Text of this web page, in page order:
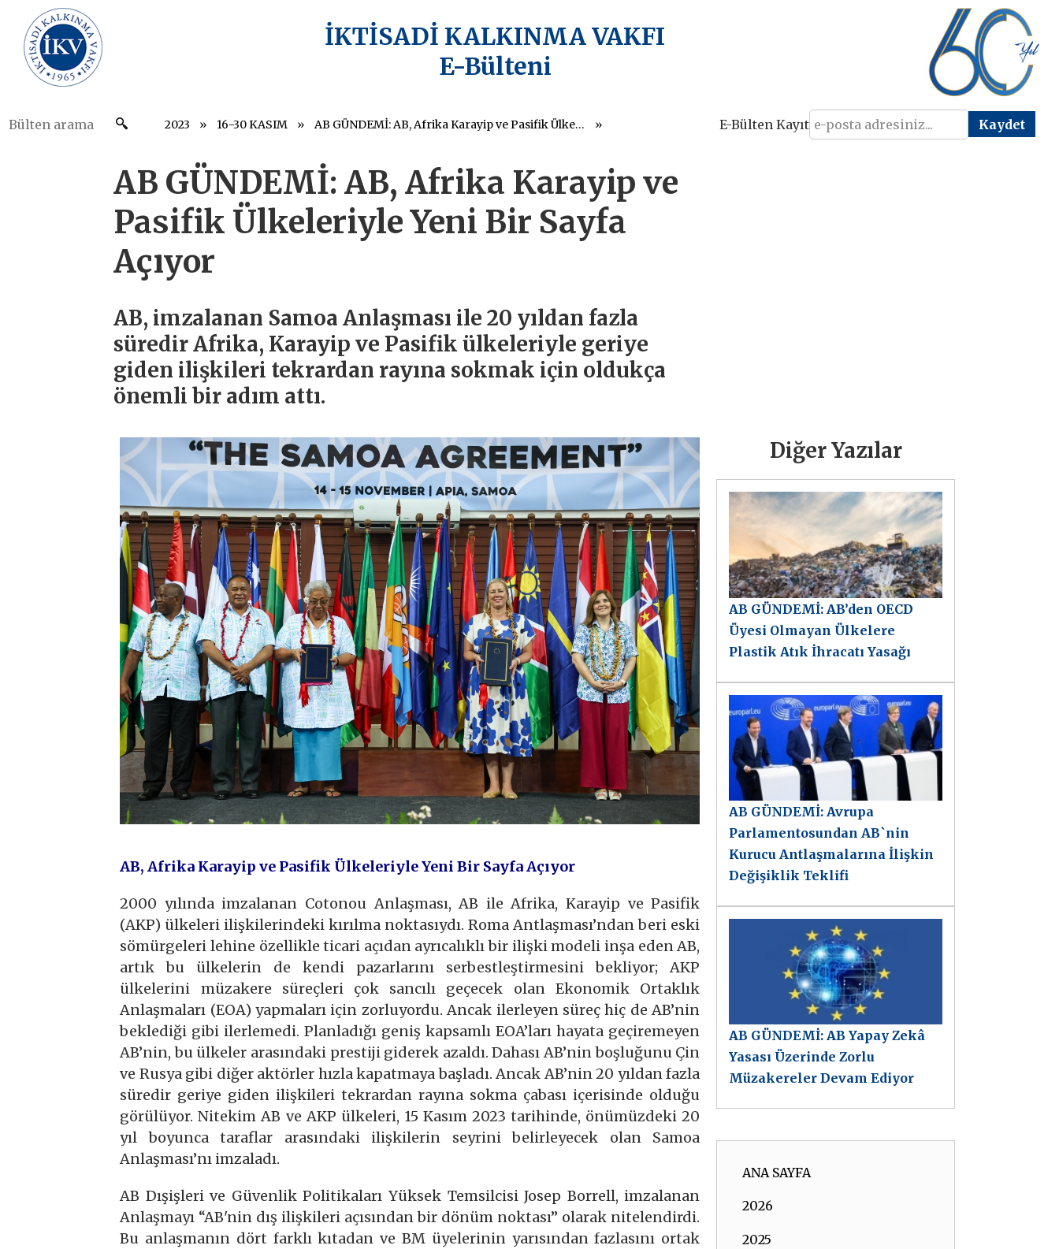
İKTİSADİ KALKINMA VAKFI
E-Bülteni
2023 16-30 KASIM AB GÜNDEMİ: AB, Afrika Karayip ve Pasifik Ülkeleriyle Yeni Bir Sayfa Açıyor E-Bülten Kayıt
AB GÜNDEMİ: AB, Afrika Karayip ve
Pasifik Ülkeleriyle Yeni Bir Sayfa
Açıyor
AB, imzalanan Samoa Anlaşması ile 20 yıldan fazla
süredir Afrika, Karayip ve Pasifik ülkeleriyle geriye
giden ilişkileri tekrardan rayına sokmak için oldukça
önemli bir adım attı.
AB, Afrika Karayip ve Pasifik Ülkeleriyle Yeni Bir Sayfa Açıyor
2000 yılında imzalanan Cotonou Anlaşması, AB ile Afrika, Karayip ve Pasifik
(AKP) ülkeleri ilişkilerindeki kırılma noktasıydı. Roma Antlaşması’ndan beri eski
sömürgeleri lehine özellikle ticari açıdan ayrıcalıklı bir ilişki modeli inşa eden AB,
artık bu ülkelerin de kendi pazarlarını serbestleştirmesini bekliyor; AKP
ülkelerini müzakere süreçleri çok sancılı geçecek olan Ekonomik Ortaklık
Anlaşmaları (EOA) yapmaları için zorluyordu. Ancak ilerleyen süreç hiç de AB’nin
beklediği gibi ilerlemedi. Planladığı geniş kapsamlı EOA’ları hayata geçiremeyen
AB’nin, bu ülkeler arasındaki prestiji giderek azaldı. Dahası AB’nin boşluğunu Çin
ve Rusya gibi diğer aktörler hızla kapatmaya başladı. Ancak AB’nin 20 yıldan fazla
süredir geriye giden ilişkileri tekrardan rayına sokma çabası içerisinde olduğu
görülüyor. Nitekim AB ve AKP ülkeleri, 15 Kasım 2023 tarihinde, önümüzdeki 20
yıl boyunca taraflar arasındaki ilişkilerin seyrini belirleyecek olan Samoa
Anlaşması’nı imzaladı.
AB Dışişleri ve Güvenlik Politikaları Yüksek Temsilcisi Josep Borrell, imzalanan
Anlaşmayı “AB'nin dış ilişkileri açısından bir dönüm noktası” olarak nitelendirdi.
Bu anlaşmanın dört farklı kıtadan ve BM üyelerinin yarısından fazlasını ortak
Diğer Yazılar
AB GÜNDEMİ: AB’den OECD
Üyesi Olmayan Ülkelere
Plastik Atık İhracatı Yasağı
AB GÜNDEMİ: Avrupa
Parlamentosundan AB`nin
Kurucu Antlaşmalarına İlişkin
Değişiklik Teklifi
AB GÜNDEMİ: AB Yapay Zekâ
Yasası Üzerinde Zorlu
Müzakereler Devam Ediyor
ANA SAYFA
2026
2025